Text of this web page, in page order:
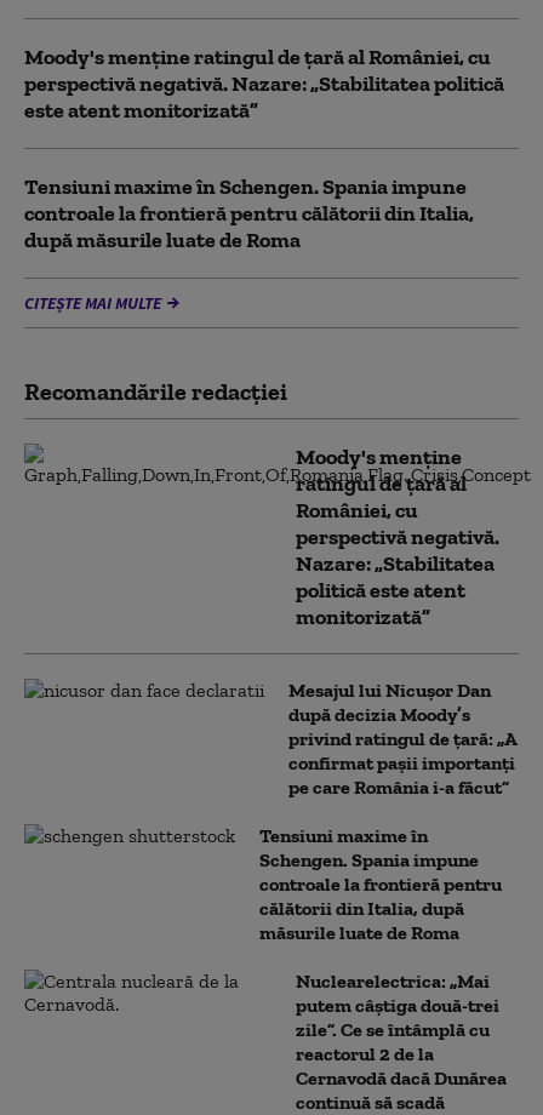
Moody's menține ratingul de țară al României, cu
perspectivă negativă. Nazare: „Stabilitatea politică
este atent monitorizată”
Tensiuni maxime în Schengen. Spania impune
controale la frontieră pentru călătorii din Italia,
după măsurile luate de Roma
CITEȘTE MAI MULTE
Recomandările redacţiei
Moody's menține
ratingul de țară al
României, cu
perspectivă negativă.
Nazare: „Stabilitatea
politică este atent
monitorizată”
Mesajul lui Nicușor Dan
după decizia Moody’s
privind ratingul de țară: „A
confirmat pașii importanți
pe care România i-a făcut”
Tensiuni maxime în
Schengen. Spania impune
controale la frontieră pentru
călătorii din Italia, după
măsurile luate de Roma
Nuclearelectrica: „Mai
putem câștiga două-trei
zile”. Ce se întâmplă cu
reactorul 2 de la
Cernavodă dacă Dunărea
continuă să scadă